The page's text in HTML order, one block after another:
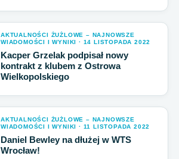
AKTUALNOŚCI ŻUŻLOWE – NAJNOWSZE
WIADOMOŚCI I WYNIKI · 14 LISTOPADA 2022
Kacper Grzelak podpisał nowy
kontrakt z klubem z Ostrowa
Wielkopolskiego
AKTUALNOŚCI ŻUŻLOWE – NAJNOWSZE
WIADOMOŚCI I WYNIKI · 11 LISTOPADA 2022
Daniel Bewley na dłużej w WTS
Wrocław!